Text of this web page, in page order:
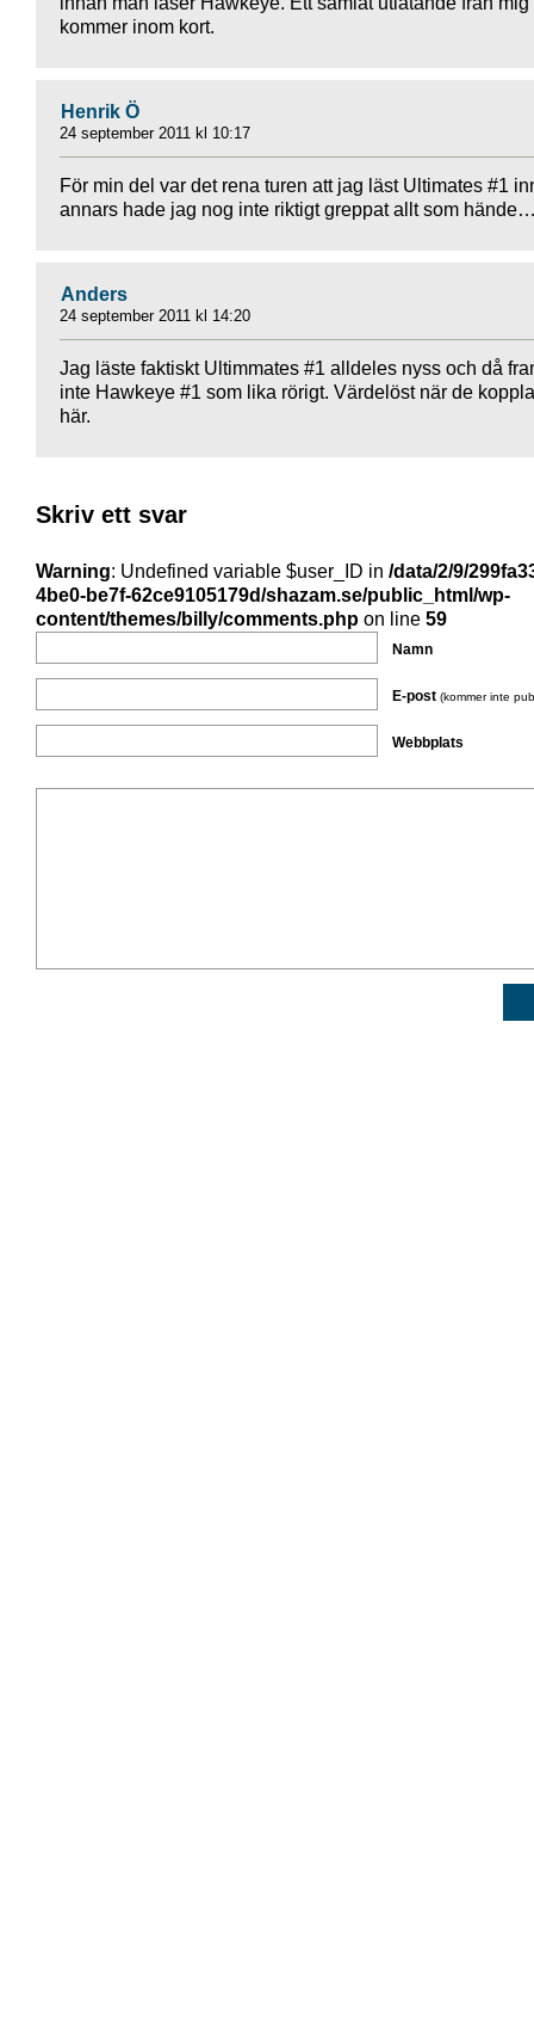
kommer inom kort.
Henrik Ö
24 september 2011 kl 10:17
För min del var det rena turen att jag läst Ultimates #1
annars hade jag nog inte riktigt greppat allt som
Anders
24 september 2011 kl 14:20
Jag läste faktiskt Ultimmates #1 alldeles nyss och då
inte Hawkeye #1 som lika rörigt. Värdelöst när de
här.
Skriv ett svar
Warning: Undefined variable $user_ID in /data/2/9/
4be0-be7f-62ce9105179d/shazam.se/public_html/wp-
content/themes/billy/comments.php on line 59
Namn
E-post (kommer inte
Webbplats